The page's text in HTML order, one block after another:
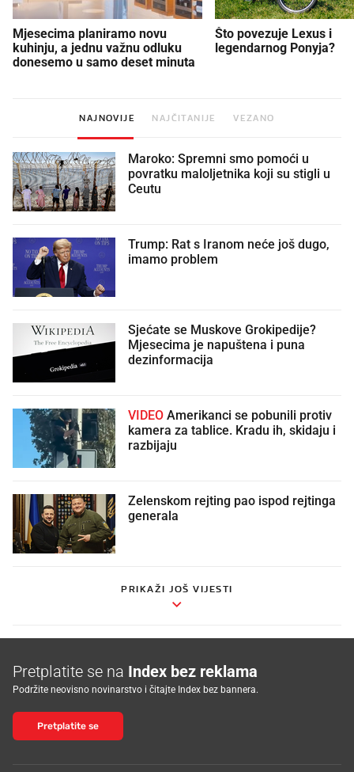
Mjesecima planiramo novu
kuhinju, a jednu važnu odluku
donesemo u samo deset minuta
Što povezuje Lexus i
legendarnog Ponyja?
NAJNOVIJE NAJČITANIJE VEZANO
Maroko: Spremni smo pomoći u
povratku maloljetnika koji su stigli u
Ceutu
Trump: Rat s Iranom neće još dugo,
imamo problem
Sjećate se Muskove Grokipedije?
Mjesecima je napuštena i puna
dezinformacija
VIDEO
kamera za tablice. Kradu ih, skidaju i
razbijaju
Zelenskom rejting pao ispod rejtinga
generala
PRIKAŽI JOŠ VIJESTI
Pretplatite se na Index bez reklama
Podržite neovisno novinarstvo i čitajte Index bez bannera.
Pretplatite se